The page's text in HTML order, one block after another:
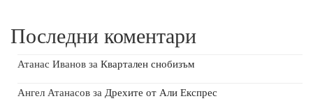
Последни коментари
Атанас Иванов за Квартален снобизъм
Ангел Атанасов за Дрехите от Али Експрес